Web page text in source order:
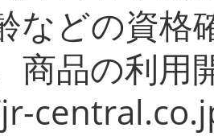
などの資格
商品の利用